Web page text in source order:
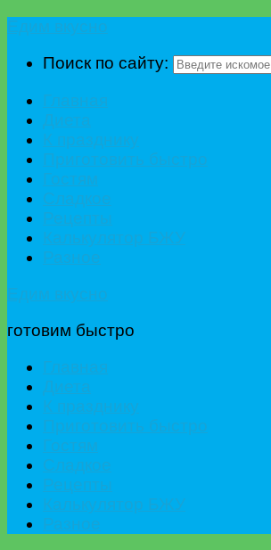
Поиск по сайту:
готовим быстро